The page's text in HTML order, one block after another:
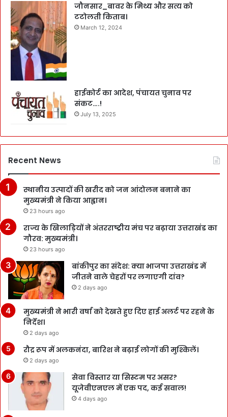
जौनसार_बावर के मिथ्य और सत्य को
टटोलती किताब।
March 12, 2024
हाईकोर्ट का आदेश, पंचायत चुनाव पर
संकट….!
July 13, 2025
Recent News
स्थानीय उत्पादों की खरीद को जन आंदोलन बनाने का
मुख्यमंत्री ने किया आह्वान।
23 hours ago
राज्य के खिलाड़ियों ने अंतरराष्ट्रीय मंच पर बढ़ाया उत्तराखंड का
गौरव: मुख्यमंत्री।
23 hours ago
बांकीपुर का संदेश: क्या भाजपा उत्तराखंड में
जीतने वाले चेहरों पर लगाएगी दांव?
2 days ago
मुख्यमंत्री ने भारी वर्षा को देखते हुए दिए हाई अलर्ट पर रहने के
निर्देश।
2 days ago
रौद्र रूप में अलकनंदा, बारिश ने बढ़ाई लोगों की मुश्किलें।
2 days ago
सेवा विस्तार या सिस्टम पर असर?
यूजेवीएनएल में एक पद, कई सवाल!
4 days ago